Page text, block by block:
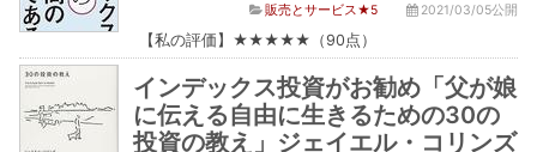
販売とサービス★5 2021/03/05公開
【私の評価】★★★★★（90点）
インデックス投資がお勧め「父が娘
に伝える自由に生きるための30の
投資の教え」ジェイエル・コリンズ